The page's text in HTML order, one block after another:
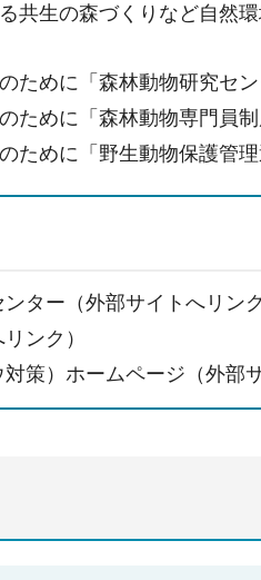
共生の森づくりなど自然
ために「森林動物研究セ
ために「森林動物専門員
ために「野生動物保護管
ター（外部サイトへリンク
ンク）
策）ホームページ（外部